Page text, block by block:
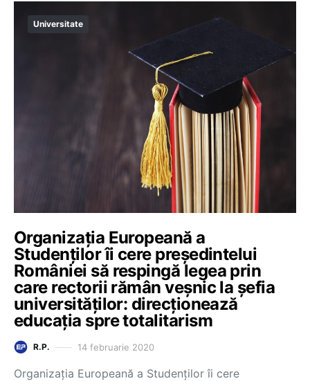
Universitate
Organizația Europeană a
Studenților îi cere președintelui
României să respingă legea prin
care rectorii rămân veșnic la șefia
universităților: direcționează
educația spre totalitarism
R.P. 14 februarie 2020
Organizația Europeană a Studenților îi cere